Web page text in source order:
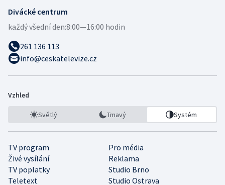
Divácké centrum
každý všední den:8:00—16:00 hodin
261 136 113
info@ceskatelevize.cz
Vzhled
Světlý Tmavý Systém
TV program
Pro média
Živé vysílání
Reklama
TV poplatky
Studio Brno
Teletext
Studio Ostrava